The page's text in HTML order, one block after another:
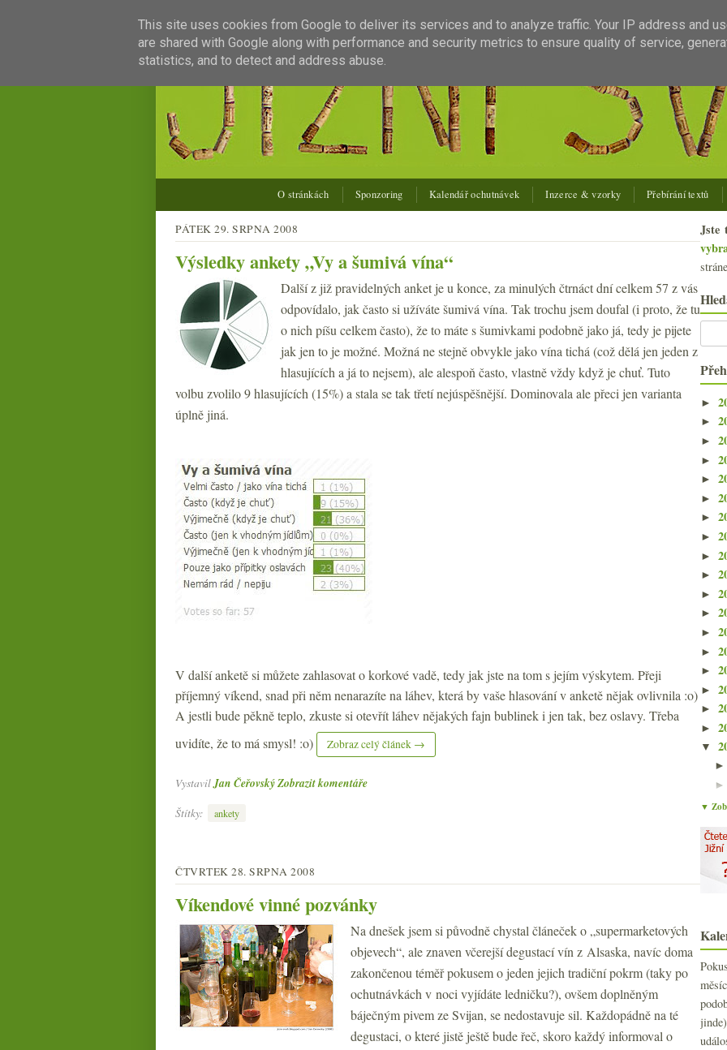
O stránkách Sponzoring Kalendář ochutnávek Inzerce & vzorky Přebírání textů
PÁTEK 29. SRPNA 2008
Výsledky ankety „Vy a šumivá vína“
Další z již pravidelných anket je u konce, za minulých čtrnáct dní celkem 57 z vás
odpovídalo, jak často si užíváte šumivá vína. Tak trochu jsem doufal (i proto, že tu
o nich píšu celkem často), že to máte s šumivkami podobně jako já, tedy je pijete
jak jen to je možné. Možná ne stejně obvykle jako vína tichá (což dělá jen jeden z
hlasujících a já to nejsem), ale alespoň často, vlastně vždy když je chuť. Tuto
volbu zvolilo 9 hlasujících (15%) a stala se tak třetí nejúspěšnější. Dominovala ale přeci jen varianta
úplně jiná.
V další anketě si můžete zahlasovat o korkové vadě, tedy jak jste na tom s jejím výskytem. Přeji
příjemný víkend, snad při něm nenarazíte na láhev, která by vaše hlasování v anketě nějak ovlivnila :o)
A jestli bude pěkně teplo, zkuste si otevřít láhev nějakých fajn bublinek i jen tak, bez oslavy. Třeba
uvidíte, že to má smysl! :o)
Zobraz celý článek →
VystavilJan ČeřovskýZobrazit komentáře
Štítky:
ankety
ČTVRTEK 28. SRPNA 2008
Víkendové vinné pozvánky
Na dnešek jsem si původně chystal článeček o „supermarketových
objevech“, ale znaven včerejší degustací vín z Alsaska, navíc doma
zakončenou téměř pokusem o jeden jejich tradiční pokrm (taky po
ochutnávkách v noci vyjídáte ledničku?), ovšem doplněným
báječným pivem ze Svijan, se nedostavuje sil. Každopádně na té
degustaci, o které jistě ještě bude řeč, skoro každý informoval o
Jste
►
►
►
►
►
►
►
►
►
►
►
►
►
►
►
►
►
►
▼
▼
This site uses cookies from Google to deliver its services and to analyze traffic. Your IP address and
are shared with Google along with performance and security metrics to ensure quality of service,
statistics, and to detect and address abuse.